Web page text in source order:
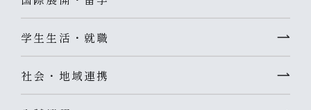
学生生活・就職
社会・地域連携